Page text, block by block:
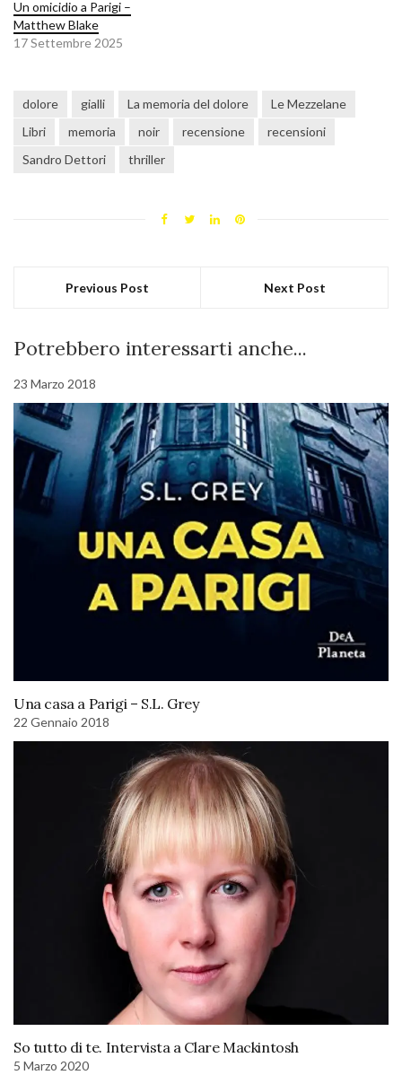
Un omicidio a Parigi –
Matthew Blake
17 Settembre 2025
dolore gialli La memoria del dolore
Le Mezzelane
Libri
memoria noir recensione
recensioni
Sandro Dettori
thriller
Previous Post Next Post
Potrebbero interessarti anche...
23 Marzo 2018
Una casa a Parigi – S.L. Grey
22 Gennaio 2018
So tutto di te. Intervista a Clare Mackintosh
5 Marzo 2020